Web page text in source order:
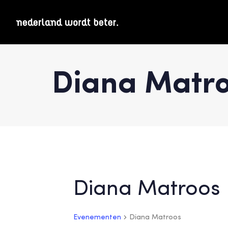
Diana
Diana Matroos
Evenementen Diana Matroos